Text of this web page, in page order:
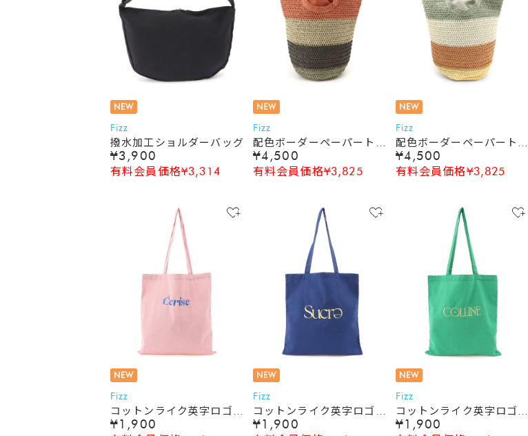
NEW
Fizz
撥水加工ショルダーバッグ
¥3,900
有料会員価格¥3,314
NEW
Fizz
配色ボーダーペーパートー
トバッグ
¥4,500
有料会員価格¥3,825
NEW
Fizz
配色ボーダーペーパートー
トバッグ
¥4,500
有料会員価格¥3,825
NEW
Fizz
コットンライク英字ロゴ刺
繍トートバッグ
¥1,900
NEW
Fizz
コットンライク英字ロゴ刺
繍トートバッグ
¥1,900
NEW
Fizz
コットンライク英字ロゴ刺
繍トートバッグ
¥1,900